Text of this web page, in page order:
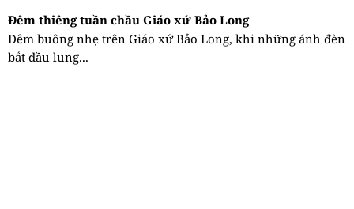
Đêm thiêng tuần chầu Giáo xứ Bảo Long
Đêm buông nhẹ trên Giáo xứ Bảo Long, khi những ánh đèn
bắt đầu lung...